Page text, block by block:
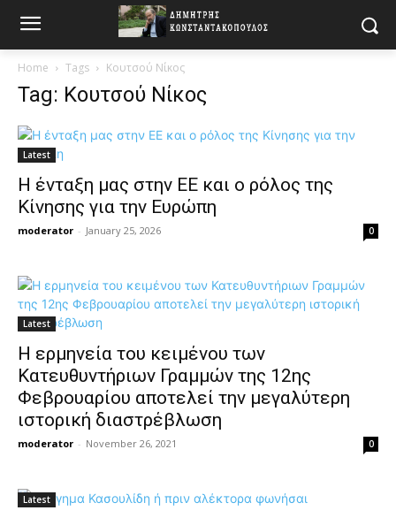
Home Tags Κουτσού Νίκος
Tag: Κουτσού Νίκος
Latest
Η ένταξη μας στην ΕΕ και ο ρόλος της
Κίνησης για την Ευρώπη
moderator - January 25, 2026 0
Latest
Η ερμηνεία του κειμένου των
Κατευθυντήριων Γραμμών της 12ης
Φεβρουαρίου αποτελεί την μεγαλύτερη
ιστορική διαστρέβλωση
moderator - November 26, 2021 0
Latest